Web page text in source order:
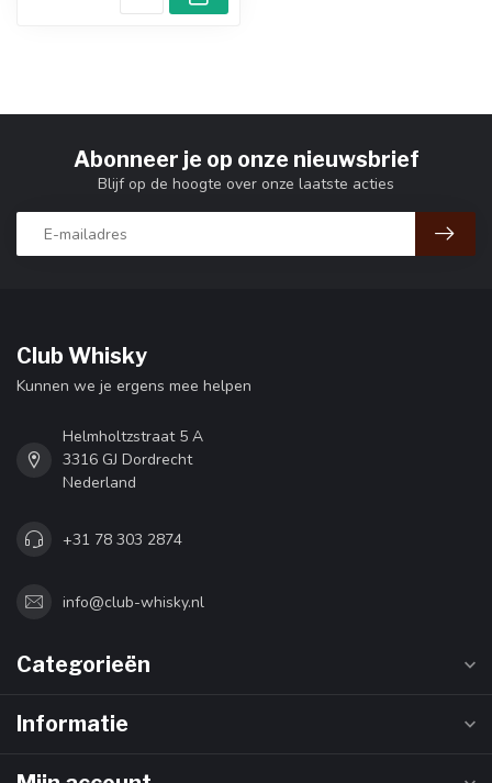
Abonneer je op onze nieuwsbrief
Blijf op de hoogte over onze laatste acties
Club Whisky
Kunnen we je ergens mee helpen
Helmholtzstraat 5 A
3316 GJ Dordrecht
Nederland
+31 78 303 2874
info@club-whisky.nl
Categorieën
Informatie